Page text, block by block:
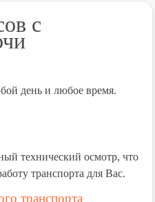
с
день и любое время.
технический осмотр, что
транспорта для Вас.
транспорта